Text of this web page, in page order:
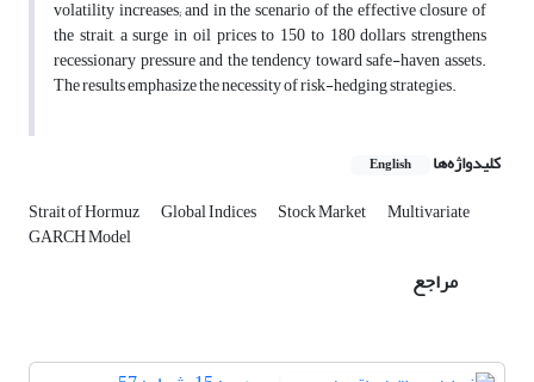
volatility increases; and in the scenario of the effective closure of
the strait, a surge in oil prices to 150 to 180 dollars strengthens
recessionary pressure and the tendency toward safe-haven assets.
The results emphasize the necessity of risk-hedging strategies.
کلیدواژه‌ها English
Strait of Hormuz Global Indices Stock Market Multivariate
GARCH Model
مراجع